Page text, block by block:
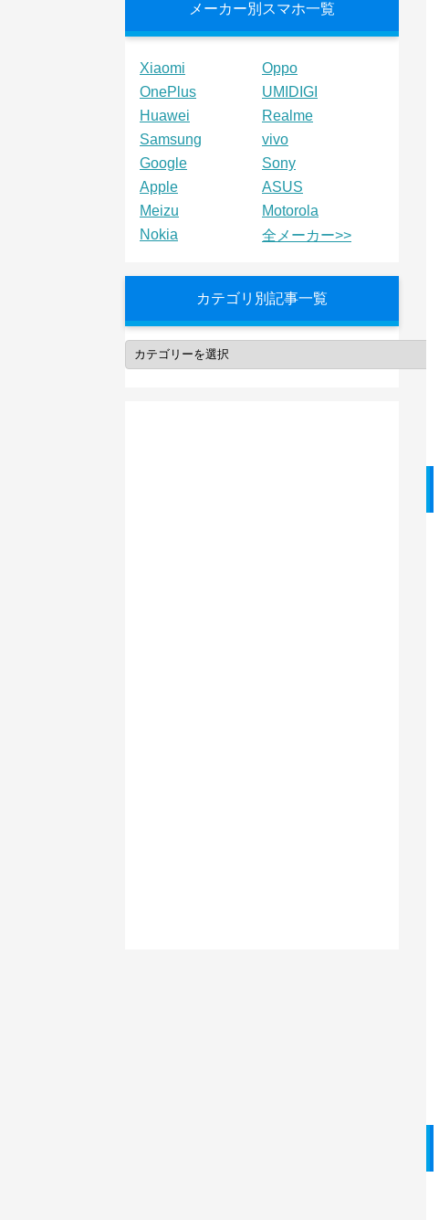
メーカー別スマホ一覧
Xiaomi
Oppo
OnePlus
UMIDIGI
Huawei
Realme
Samsung
vivo
Google
Sony
Apple
ASUS
Meizu
Motorola
Nokia
全メーカー>>
カテゴリ別記事一覧